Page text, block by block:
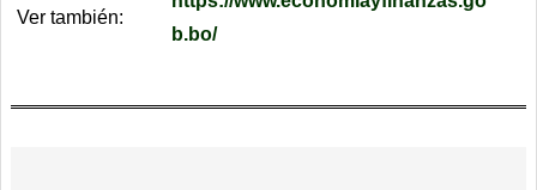
Ver también:
b.bo/